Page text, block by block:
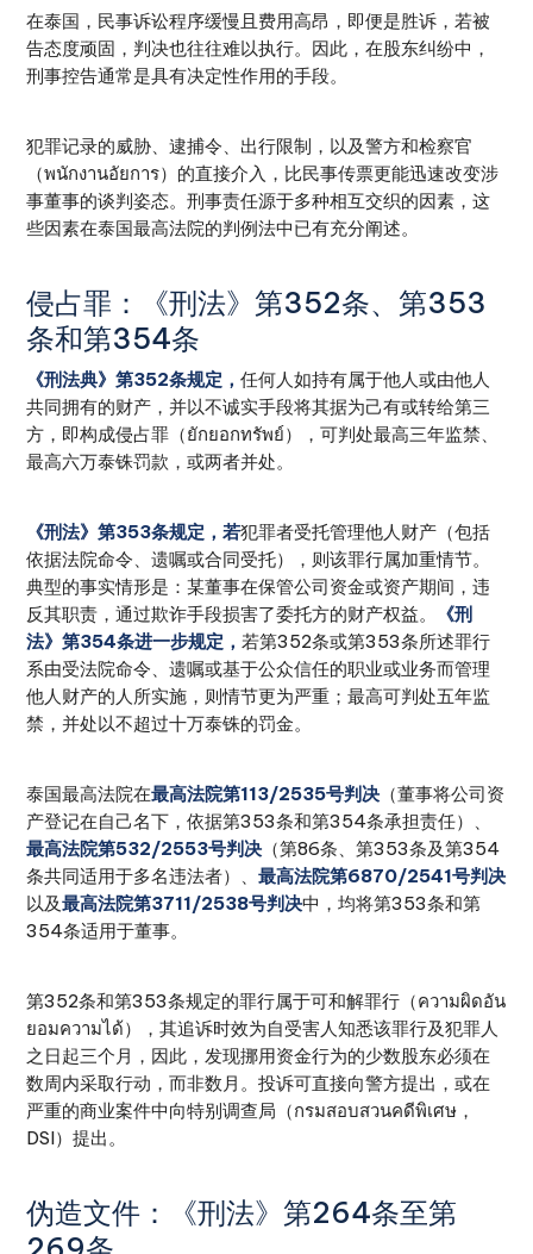
在泰国，民事诉讼程序缓慢且费用高昂，即便是胜诉，若被
告态度顽固，判决也往往难以执行。因此，在股东纠纷中，
刑事控告通常是具有决定性作用的手段。
犯罪记录的威胁、逮捕令、出行限制，以及警方和检察官
（พนักงานอัยการ）的直接介入，比民事传票更能迅速改变涉
事董事的谈判姿态。刑事责任源于多种相互交织的因素，这
些因素在泰国最高法院的判例法中已有充分阐述。
侵占罪：《刑法》第352条、第353
条和第354条
《刑法典》第352条规定，任何人如持有属于他人或由他人
共同拥有的财产，并以不诚实手段将其据为己有或转给第三
方，即构成侵占罪（ยักยอกทรัพย์），可判处最高三年监禁、
最高六万泰铢罚款，或两者并处。
《刑法》第353条规定，若犯罪者受托管理他人财产（包括
依据法院命令、遗嘱或合同受托），则该罪行属加重情节。
典型的事实情形是：某董事在保管公司资金或资产期间，违
反其职责，通过欺诈手段损害了委托方的财产权益。
《刑
法》第354条进一步规定，若第352条或第353条所述罪行
系由受法院命令、遗嘱或基于公众信任的职业或业务而管理
他人财产的人所实施，则情节更为严重；最高可判处五年监
禁，并处以不超过十万泰铢的罚金。
泰国最高法院在最高法院第113/2535号判决 （董事将公司资
产登记在自己名下，依据第353条和第354条承担责任）、
最高法院第532/2553号判决 （第86条、第353条及第354
条共同适用于多名违法者）、最高法院第6870/2541号判决
以及最高法院第3711/2538号判决中，均将第353条和第
354条适用于董事。
第352条和第353条规定的罪行属于可和解罪行（ความผิดอัน
ยอมความได้），其追诉时效为自受害人知悉该罪行及犯罪人
之日起三个月，因此，发现挪用资金行为的少数股东必须在
数周内采取行动，而非数月。投诉可直接向警方提出，或在
严重的商业案件中向特别调查局（กรมสอบสวนคดีพิเศษ，
DSI）提出。
伪造文件：《刑法》第264条至第